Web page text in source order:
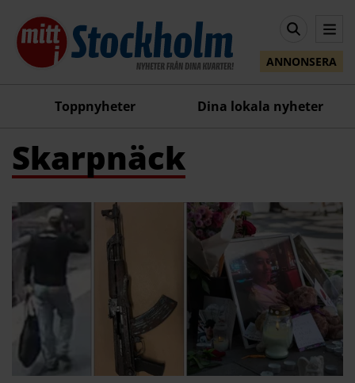
ANNONSERA
Toppnyheter Dina lokala nyheter
Skarpnäck